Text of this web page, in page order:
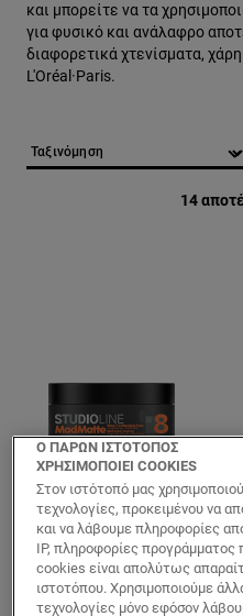
και μπορείτε να τα
για φυσικό και ανάλαφρο
διαφορετικά χτενίσματα,
L'Oréal·Paris.
14
Studio Line
Mad Matte
Modeling Paste
Πηλός Μαλλιών
Ματ
Ο ΠΑΡΩΝ ΙΣΤΟΤΟΠΟΣ
ΧΡΗΣΙΜΟΠΟΙΕΙ COOKIES
Στον ιστότοπό μας
τεχνολογίες, προκειμένου να
και να λάβουμε πληροφορίες
IP, πληροφορίες προγράμματος
cookies είναι απολύτως
ιστοτόπου. Χρησιμοποιούμε
τεχνολογίες μόνο εφόσον